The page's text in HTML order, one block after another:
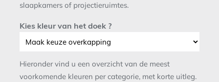
slaapkamers of projectieruimtes.
Kies kleur van het doek ?
Hieronder vind u een overzicht van de meest
voorkomende kleuren per categorie, met korte uitleg.